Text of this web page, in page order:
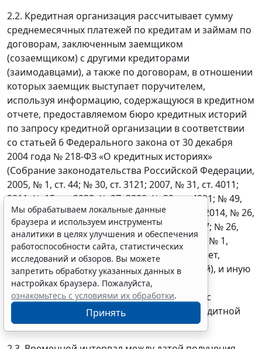
2.2. Кредитная организация рассчитывает сумму
среднемесячных платежей по кредитам и займам по
договорам, заключенным заемщиком
(созаемщиком) с другими кредиторами
(заимодавцами), а также по договорам, в отношении
которых заемщик выступает поручителем,
используя информацию, содержащуюся в кредитном
отчете, предоставляемом бюро кредитных историй
по запросу кредитной организации в соответствии
со статьей 6 Федерального закона от 30 декабря
2004 года № 218-ФЗ «О кредитных историях»
(Собрание законодательства Российской Федерации,
2005, № 1, ст. 44; № 30, ст. 3121; 2007, № 31, ст. 4011;
2011, № 15, ст. 2038; № 27, 3880; № 29, ст. 4291; № 49,
ст. 7067; 2013, № 30, ст. 4084; № 51, ст. 6683; 2014, № 26,
ст. 3395; 2015, № 27, ст. 3945; 2016, № 1, ст. 47; № 26,
ст. 3880; № 27, ст. 4164; 2017, № 1, ст. 9; 2018, № 1,
ст. 65; № 32, ст. 5120) (далее - кредитный отчет,
предоставляемый бюро кредитных историй), и иную
информацию, используемую для расчета
среднемесячных платежей в соответствии с
настоящим приложением, полученную кредитной
организацией из других источников.
Мы обрабатываем локальные данные
браузера и используем инструменты
аналитики в целях улучшения и обеспечения
работоспособности сайта, статистических
исследований и обзоров. Вы можете
запретить обработку указанных данных в
настройках браузера. Пожалуйста,
ознакомьтесь с условиями их обработки.
Принять